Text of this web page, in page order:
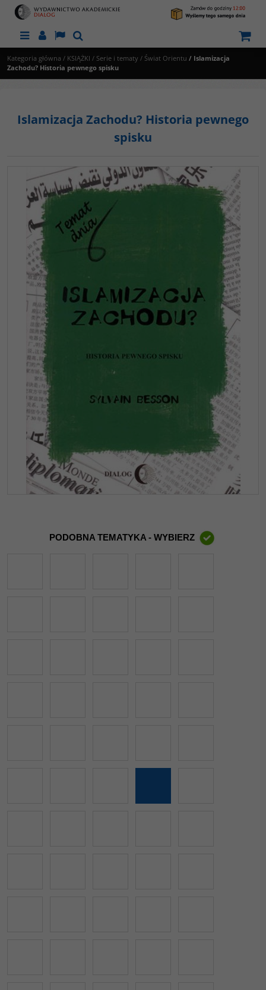
MenuPanelLangSzukaj
Kategoria główna / KSIĄŻKI / Serie i tematy / Świat Orientu / Islamizacja
Zachodu? Historia pewnego spisku
Islamizacja Zachodu? Historia pewnego
spisku
PODOBNA TEMATYKA - WYBIERZ